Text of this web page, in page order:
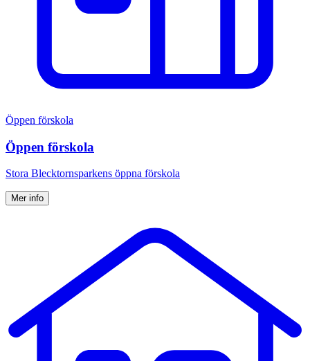
Öppen förskola
Öppen förskola
Stora Blecktornsparkens öppna förskola
Mer info